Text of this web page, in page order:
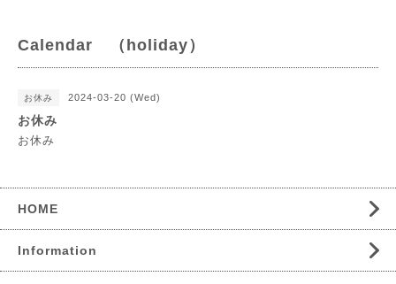
Calendar （holiday）
お休み 2024-03-20 (Wed)
お休み
お休み
HOME
Information